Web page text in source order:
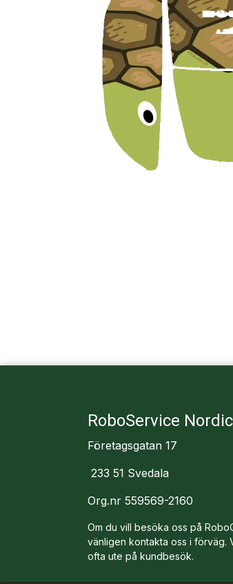
RoboService
Företagsgatan 17
233 51 Svedala
Org.nr 559569-2160
Om du vill besöka oss på
vänligen kontakta oss i förväg.
ofta ute på kundbesök.